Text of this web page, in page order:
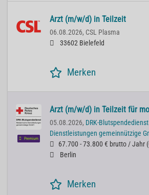
Arzt (m/w/d) in Teilzeit
06.08.2026, CSL Plasma
33602 Bielefeld
Merken
Premium
Arzt (m/w/d) in Teilzeit für
05.08.2026, DRK-
Dienstleistungen gemeinnützige
67.700 - 73.800 € brutto / Jahr (
Berlin
Merken